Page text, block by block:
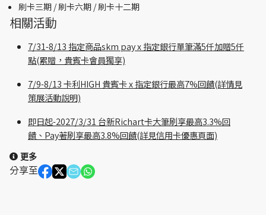
刷卡三期 /刷卡六期 /刷卡十二期
相關活動
7/31-8/13 指定商品skm pay x 指定銀行單筆滿5仟加贈5仟
點(累贈，貴賓卡會員獨享)
7/9-8/13 卡利HIGH 貴賓卡 x 指定銀行最高7%回饋(詳情見
策展活動說明)
即日起-2027/3/31 台新Richart卡大筆刷享最高3.3%回
饋、Pay著刷享最高3.8%回饋(詳見信用卡優惠頁面)
更多
分享至